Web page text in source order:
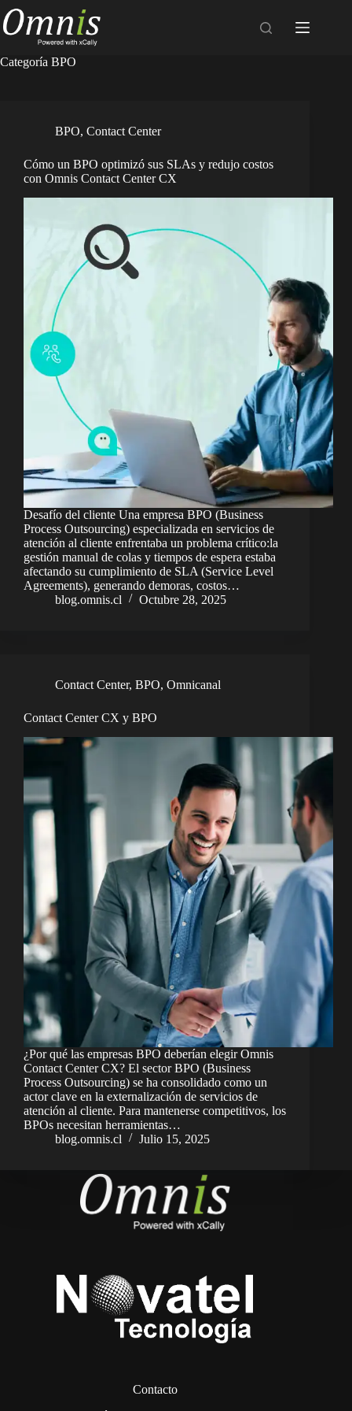
Saltar
al
contenido
Categoría BPO
BPO, Contact Center
Cómo un BPO optimizó sus SLAs y redujo costos
con Omnis Contact Center CX
Desafío del cliente Una empresa BPO (Business
Process Outsourcing) especializada en servicios de
atención al cliente enfrentaba un problema crítico:la
gestión manual de colas y tiempos de espera estaba
afectando su cumplimiento de SLA (Service Level
Agreements), generando demoras, costos…
blog.omnis.cl
Octubre 28, 2025
Contact Center, BPO, Omnicanal
Contact Center CX y BPO
¿Por qué las empresas BPO deberían elegir Omnis
Contact Center CX? El sector BPO (Business
Process Outsourcing) se ha consolidado como un
actor clave en la externalización de servicios de
atención al cliente. Para mantenerse competitivos, los
BPOs necesitan herramientas…
blog.omnis.cl
Julio 15, 2025
Contacto